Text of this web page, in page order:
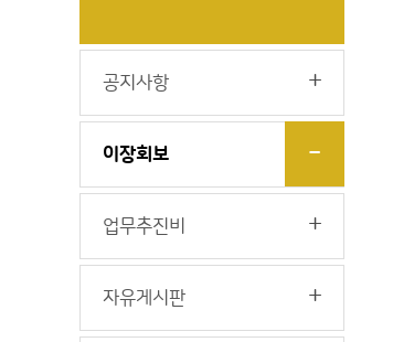
공지사항
이장회보
업무추진비
자유게시판